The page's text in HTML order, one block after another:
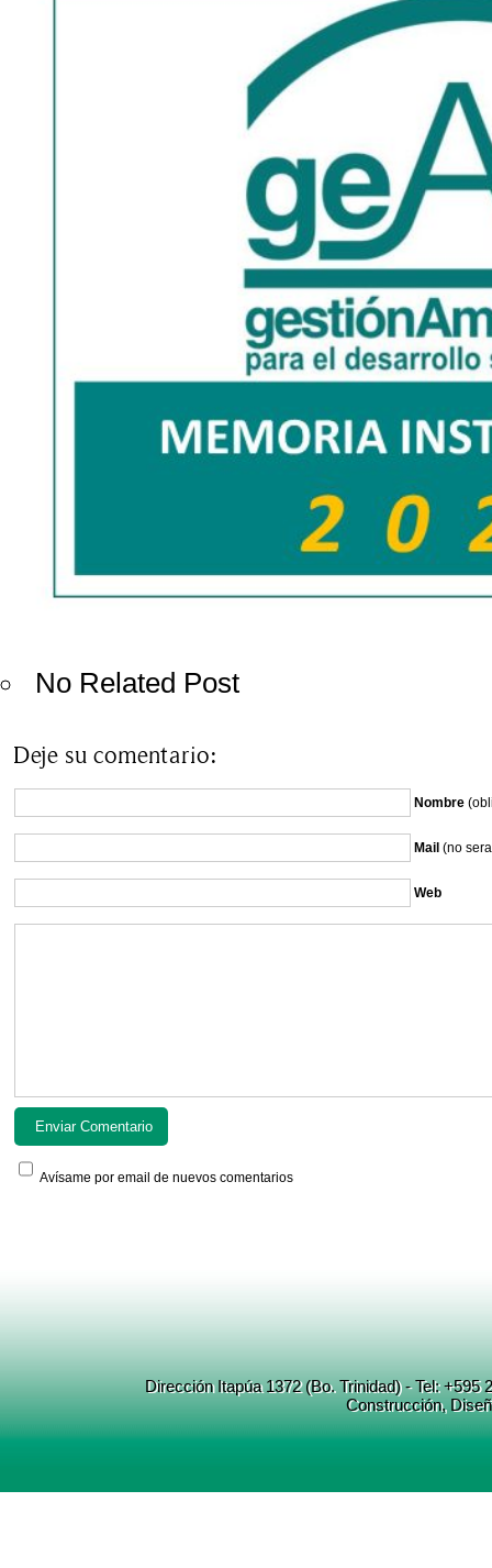
No Related Post
Deje su comentario:
Nombre
Mail (no
Web
Avísame por email de nuevos comentarios
Dirección Itapúa 1372 (Bo. Trinidad) - Tel:
Construcción,